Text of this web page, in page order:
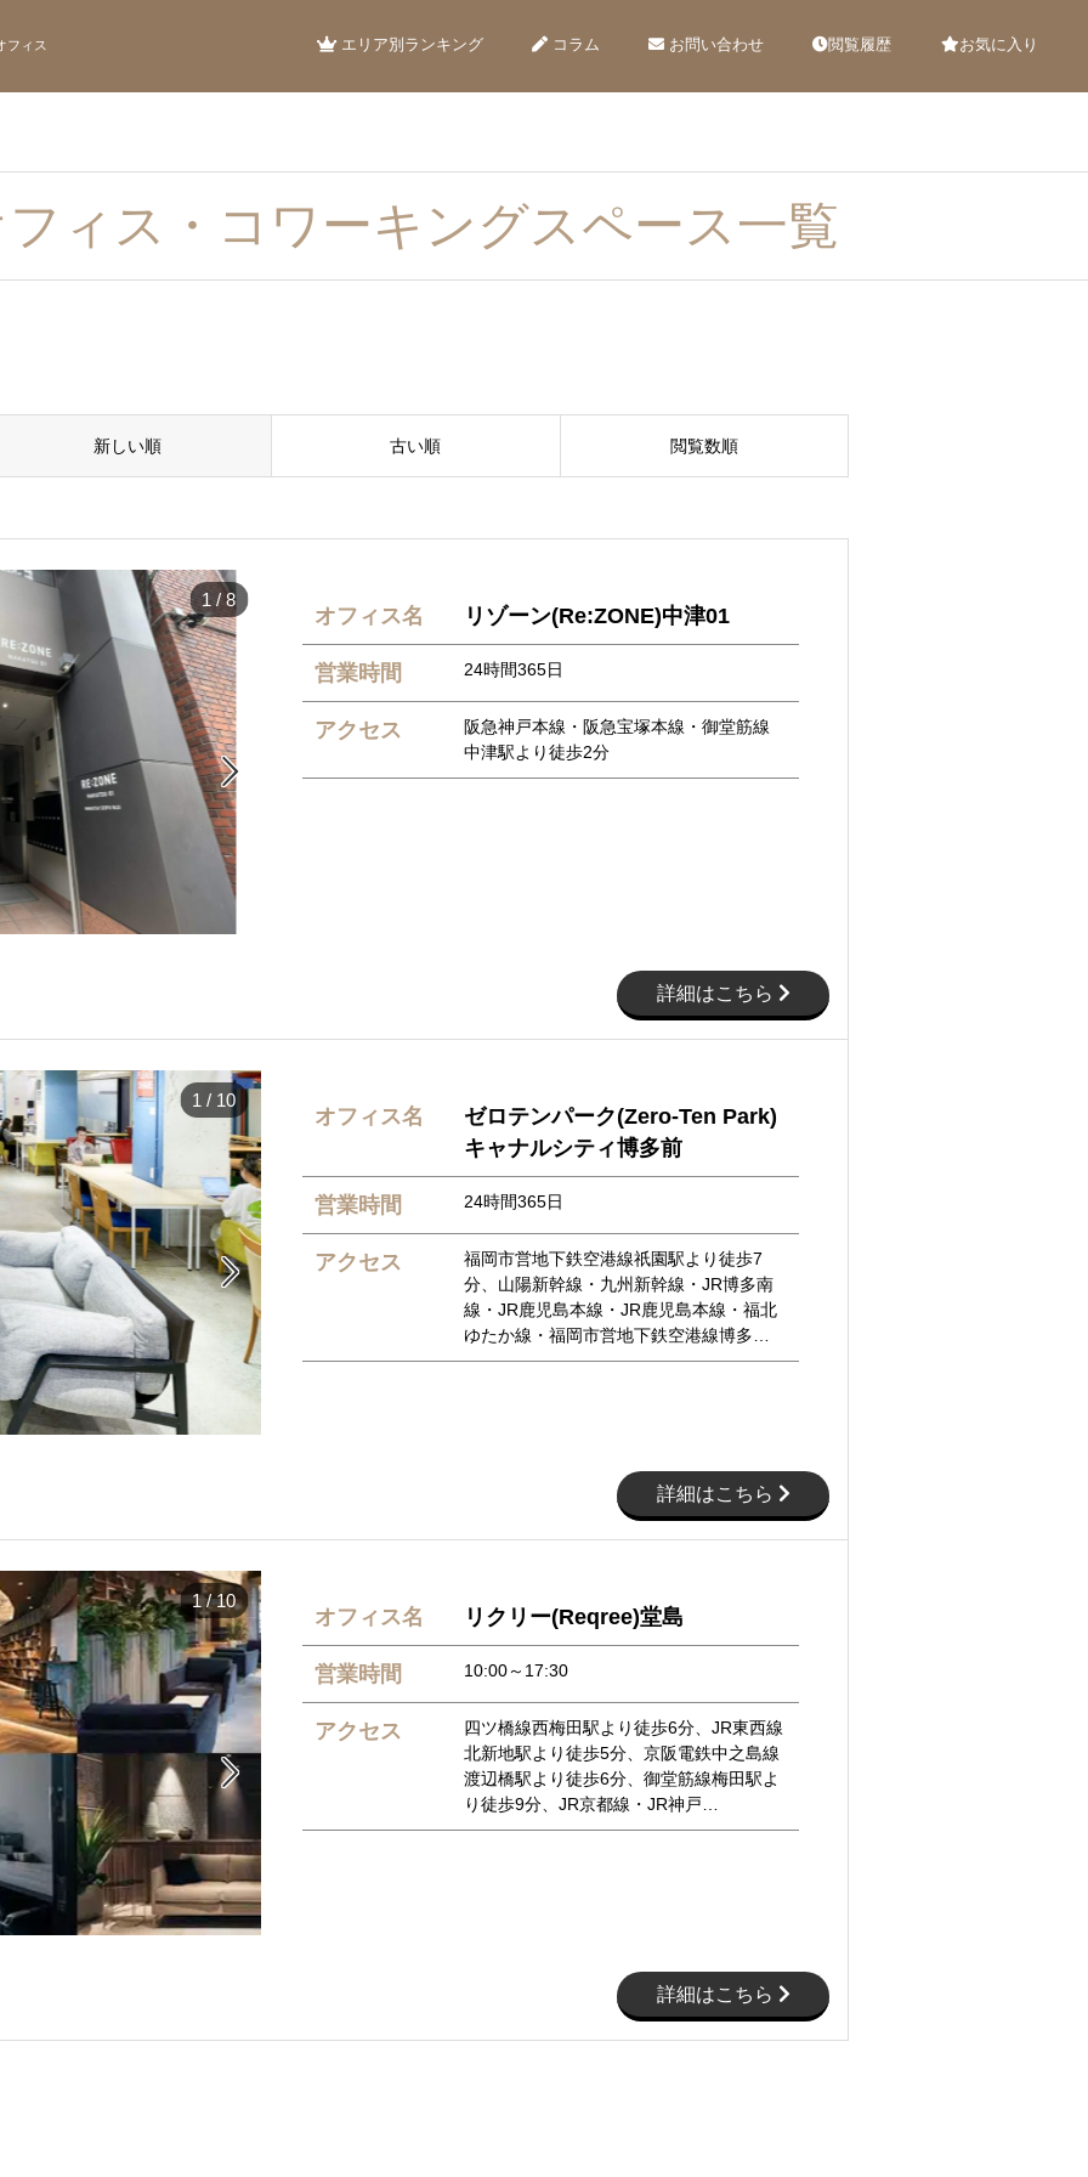
フィス エリア別ランキング コラム お問い合わせ 閲覧履歴 お気に入り
ィス・コワーキングスペース一覧
新しい順 古い順 閲覧数順

1 / 8
オフィス名 リゾーン(Re:ZONE)中津01
営業時間 24時間365日
アクセス
阪急神戸本線・阪急宝塚本線・御堂筋線
中津駅より徒歩2分
詳細はこちら

1 / 10
オフィス名
ゼロテンパーク(Zero-Ten Park)
キャナルシティ博多前
営業時間 24時間365日
アクセス
福岡市営地下鉄空港線祇園駅より徒歩7
分、山陽新幹線・九州新幹線・JR博多南
線・JR鹿児島本線・JR鹿児島本線・福北
ゆたか線・福岡市営地下鉄空港線博多…
詳細はこちら

1/10
オフィス名 リクリー(Reqree)堂島
営業時間 10:00～17:30
アクセス
四ツ橋線西梅田駅より徒歩6分、JR東西線
北新地駅より徒歩5分、京阪電鉄中之島線
渡辺橋駅より徒歩6分、御堂筋線梅田駅よ
り徒歩9分、JR京都線・JR神戸…
詳細はこちら